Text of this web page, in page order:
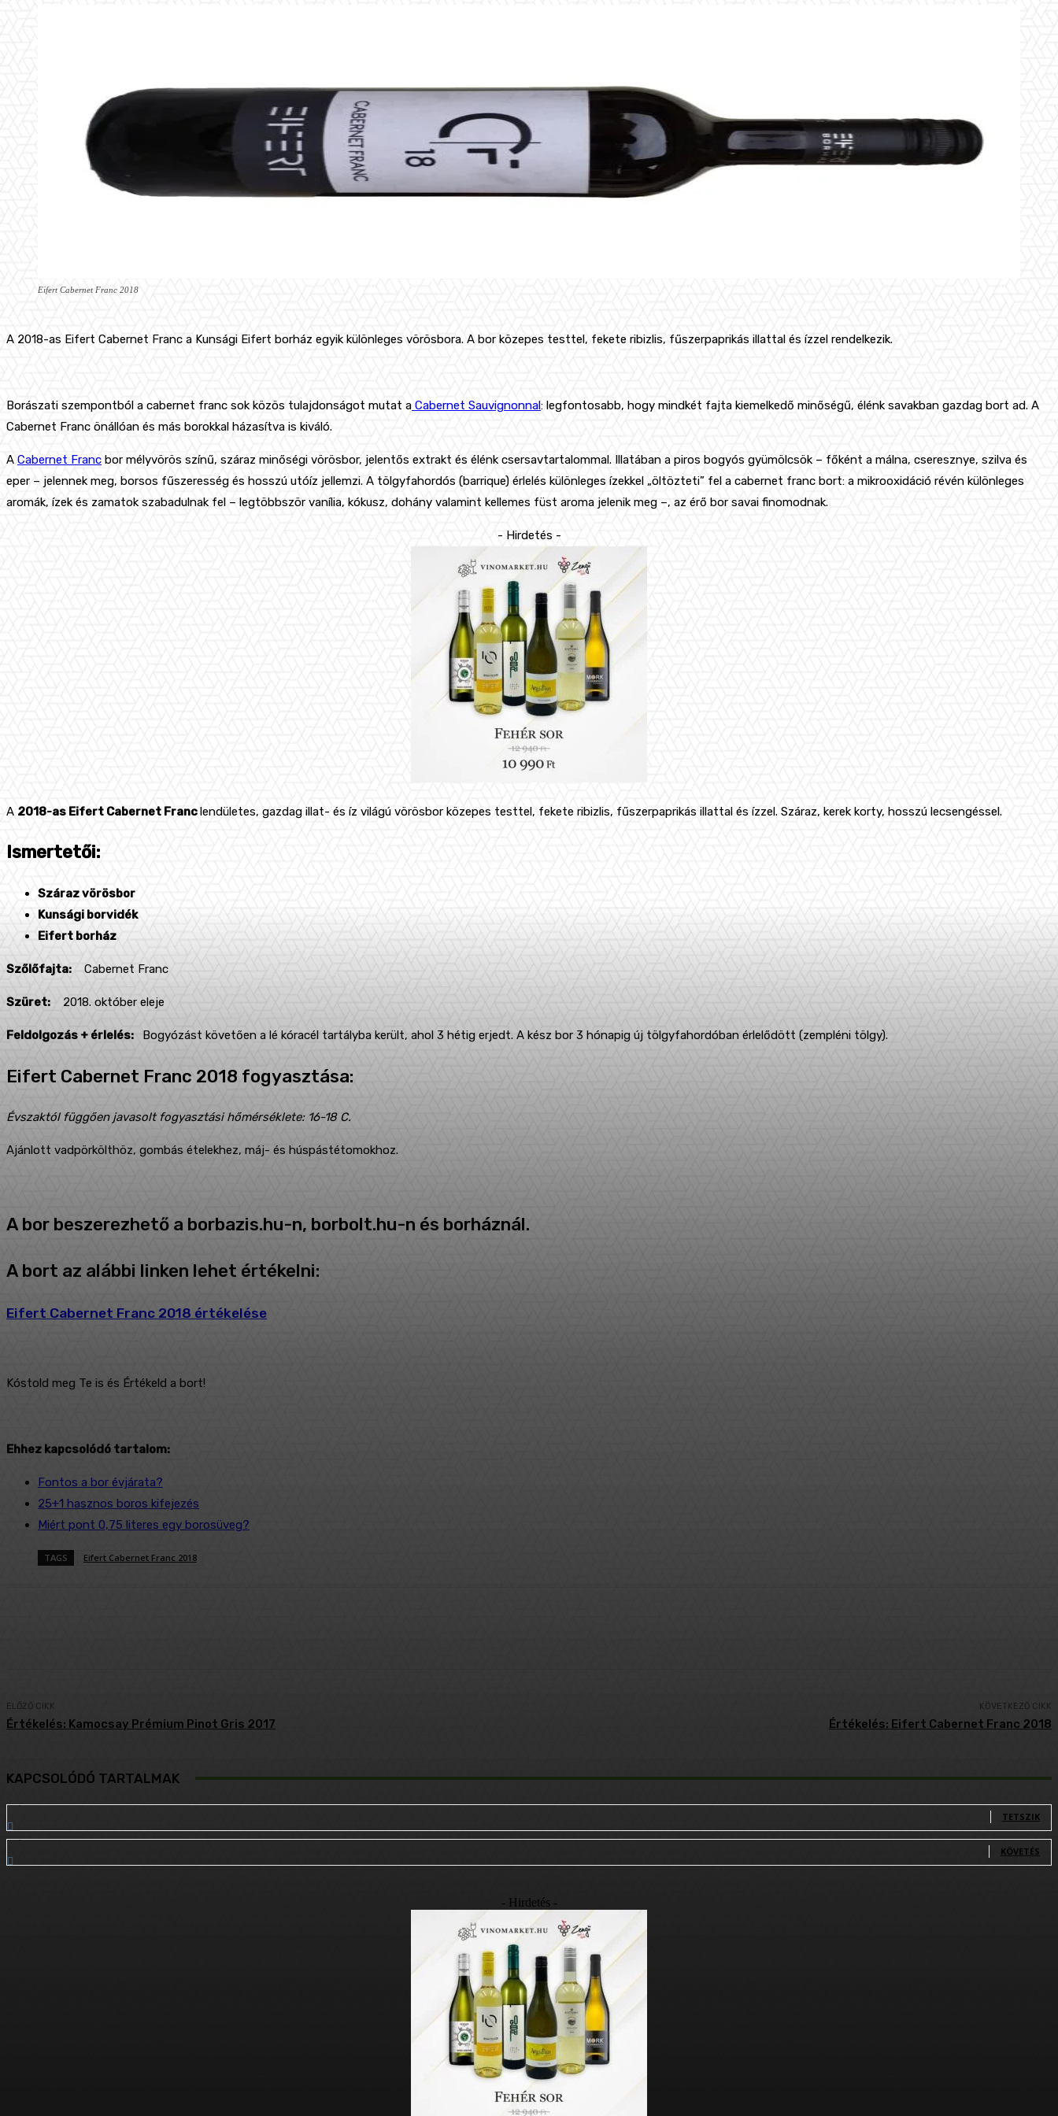
Eifert Cabernet Franc 2018
A 2018-as Eifert Cabernet Franc a Kunsági Eifert borház egyik különleges vörösbora. A bor közepes testtel, fekete ribizlis, fűszerpaprikás illattal és ízzel rendelkezik.
Borászati szempontból a cabernet franc sok közös tulajdonságot mutat a Cabernet Sauvignonnal: legfontosabb, hogy mindkét fajta kiemelkedő minőségű, élénk savakban gazdag bort ad. A
Cabernet Franc önállóan és más borokkal házasítva is kiváló.
A Cabernet Franc bor mélyvörös színű, száraz minőségi vörösbor, jelentős extrakt és élénk csersavtartalommal. Illatában a piros bogyós gyümölcsök – főként a málna, cseresznye, szilva és
eper – jelennek meg, borsos fűszeresség és hosszú utóíz jellemzi. A tölgyfahordós (barrique) érlelés különleges ízekkel „öltözteti” fel a cabernet franc bort: a mikrooxidáció révén különleges
aromák, ízek és zamatok szabadulnak fel – legtöbbször vanília, kókusz, dohány valamint kellemes füst aroma jelenik meg –, az érő bor savai finomodnak.
- Hirdetés -
A 2018-as Eifert Cabernet Franclendületes, gazdag illat- és íz világú vörösbor közepes testtel, fekete ribizlis, fűszerpaprikás illattal és ízzel. Száraz, kerek korty, hosszú lecsengéssel.
Ismertetői:
Száraz vörösbor
Kunsági borvidék
Eifert borház
Szőlőfajta: Cabernet Franc
Szüret: 2018. október eleje
Feldolgozás + érlelés: Bogyózást követően a lé kóracél tartályba került, ahol 3 hétig erjedt. A kész bor 3 hónapig új tölgyfahordóban érlelődött (zempléni tölgy).
Eifert Cabernet Franc 2018 fogyasztása:
Évszaktól függően javasolt fogyasztási hőmérséklete: 16-18 C.
Ajánlott vadpörkölthöz, gombás ételekhez, máj- és húspástétomokhoz.
A bor beszerezhető a borbazis.hu-n, borbolt.hu-n és borháznál.
A bort az alábbi linken lehet értékelni:
Eifert Cabernet Franc 2018 értékelése
Kóstold meg Te is és Értékeld a bort!
Ehhez kapcsolódó tartalom:
Fontos a bor évjárata?
25+1 hasznos boros kifejezés
Miért pont 0,75 literes egy borosüveg?
TAGS Eifert Cabernet Franc 2018
ELŐZŐ CIKK
Értékelés: Kamocsay Prémium Pinot Gris 2017
KÖVETKEZŐ CIKK
Értékelés: Eifert Cabernet Franc 2018
KAPCSOLÓDÓ TARTALMAK
TETSZIK
KÖVETÉS
- Hirdetés -